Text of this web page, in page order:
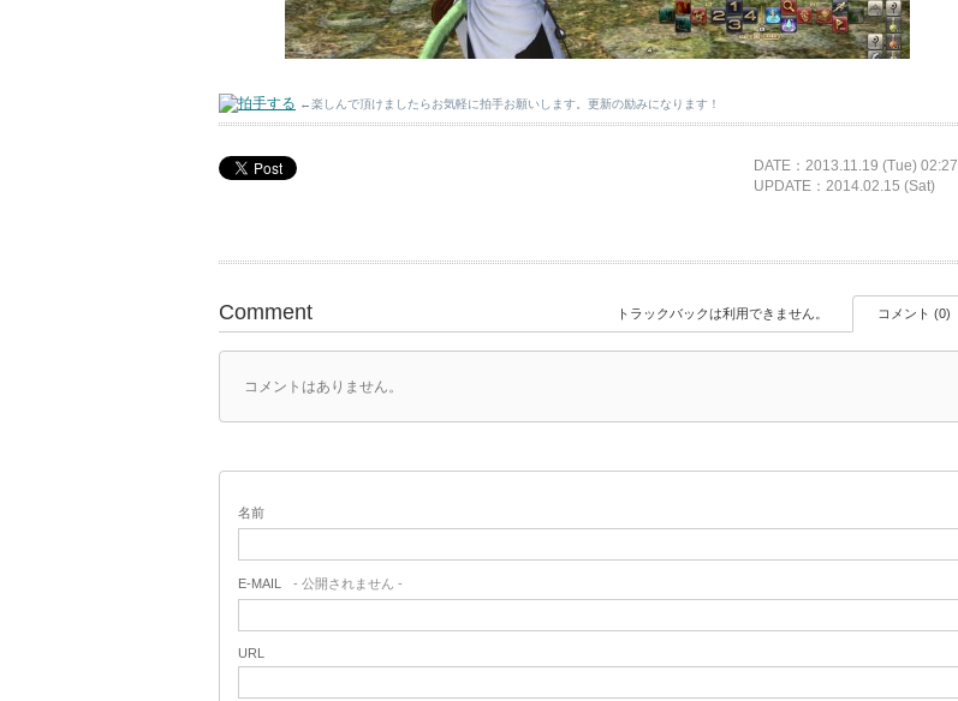
←楽しんで頂けましたらお気軽に拍手お願いします。更新の励みになります！
DATE： 2013.11.19 (Tue) 02:27
UPDATE：2014.02.15 (Sat)
Comment トラックバックは利用できません。 コメント (0)
コメントはありません。
名前
E-MAIL - 公開されません -
URL